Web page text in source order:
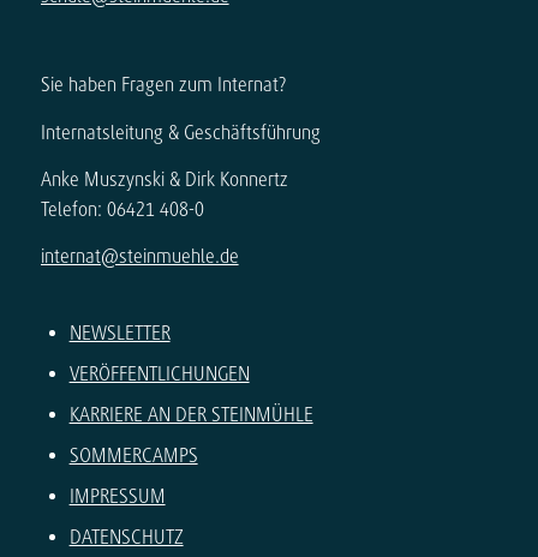
Sie haben Fragen zum Internat?
Internatsleitung & Geschäftsführung
Anke Muszynski & Dirk Konnertz
Telefon: 06421 408-0
internat@steinmuehle.de
NEWSLETTER
VERÖFFENTLICHUNGEN
KARRIERE AN DER STEINMÜHLE
SOMMERCAMPS
IMPRESSUM
DATENSCHUTZ